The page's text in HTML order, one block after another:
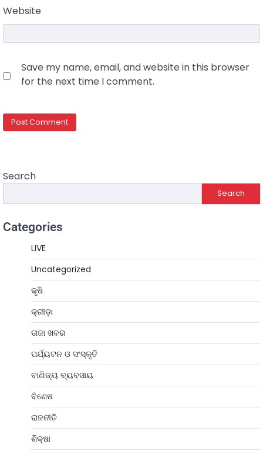
Website
Save my name, email, and website in this browser
for the next time I comment.
Search
Search
Categories
LIVE
Uncategorized
କୃଷି
କ୍ରୀଡ଼ା
ତାଜା ଖବର
ପର୍ଯ୍ୟଟନ ଓ ସଂସ୍କୃତି
ବାଣିଜ୍ୟ ବ୍ୟବସାୟ
ବିଶେଷ
ରାଜନୀତି
ଶିକ୍ଷା